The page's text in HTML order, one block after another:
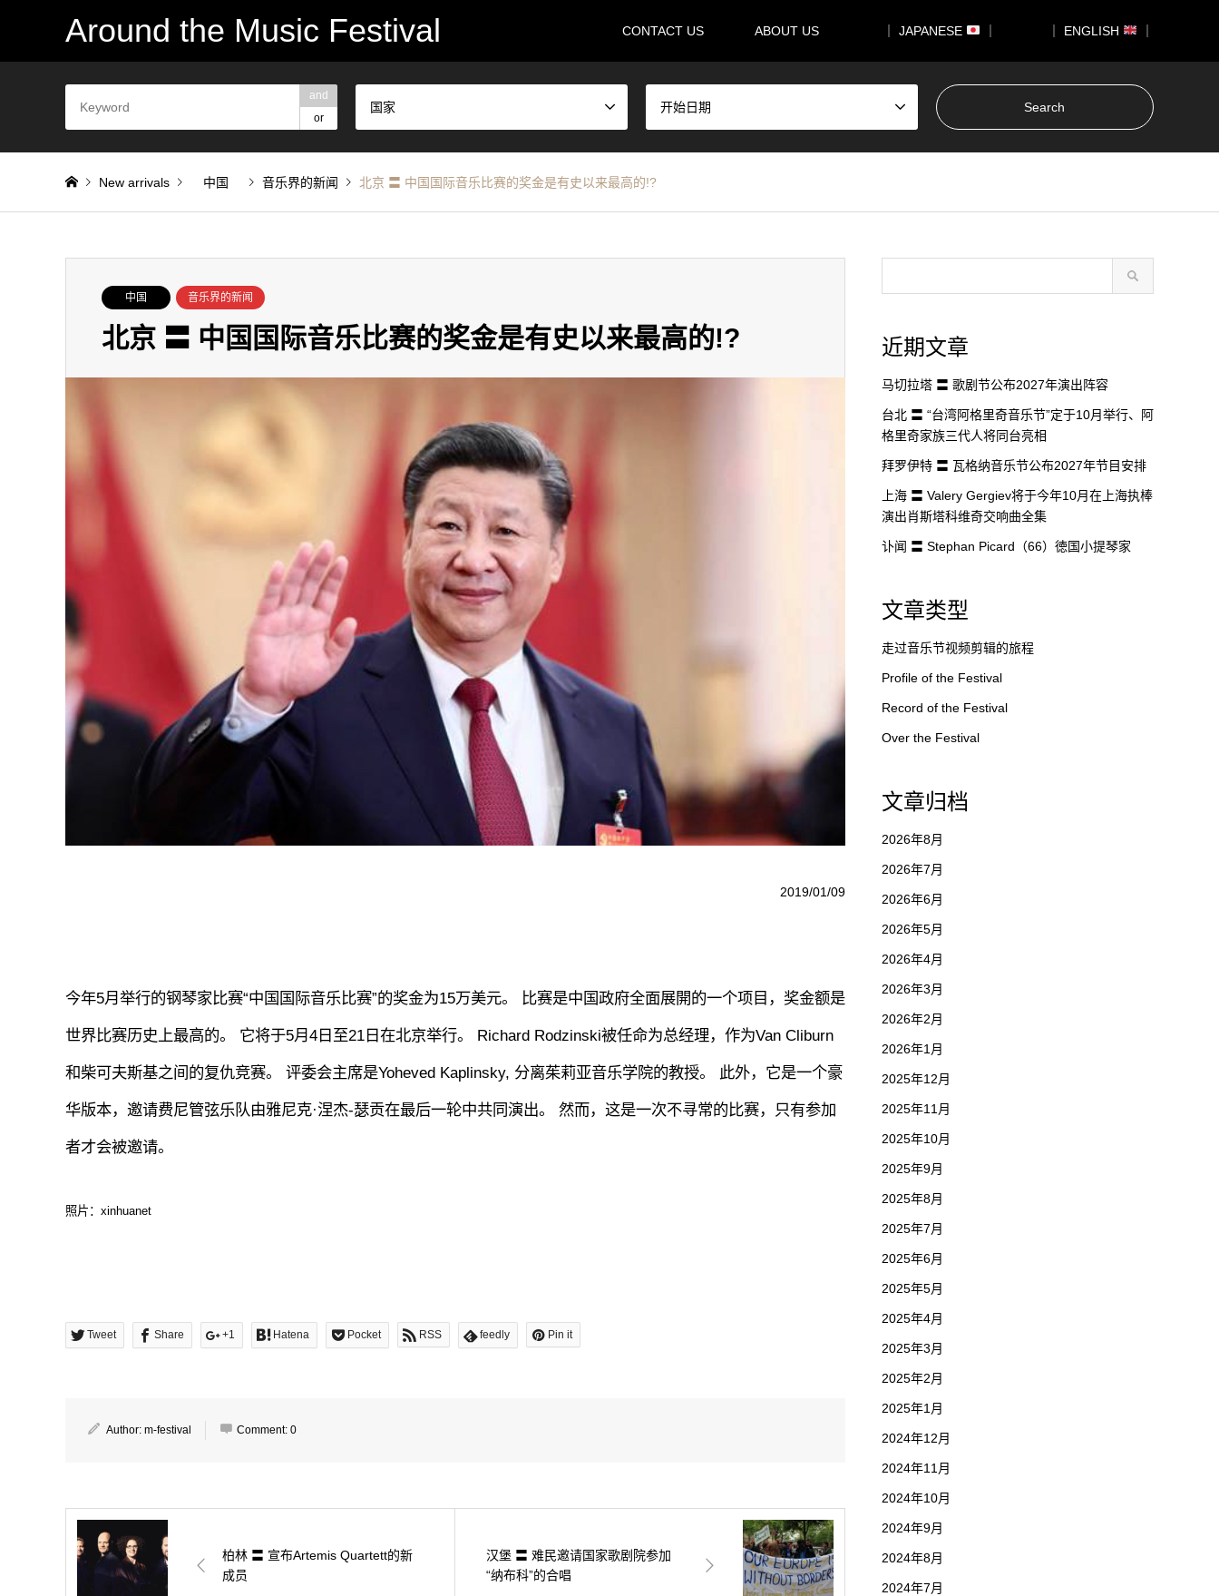
Around the Music Festival CONTACT US ABOUT US ｜ JAPANESE ｜ ENGLISH
and
or
国家 开始日期
New arrivals 中国 音乐界的新闻 北京 〓 中国国际音乐比赛的奖金是有史以来最高的!?
中国 音乐界的新闻
北京 〓 中国国际音乐比赛的奖金是有史以来最高的!?
2019/01/09
今年5月举行的钢琴家比赛“中国国际音乐比赛”的奖金为15万美元。 比赛是中国政府全面展開的一个项目，奖金额是
世界比赛历史上最高的。 它将于5月4日至21日在北京举行。 Richard Rodzinski被任命为总经理，作为Van Cliburn
和柴可夫斯基之间的复仇竞赛。 评委会主席是Yoheved Kaplinsky, 分离茱莉亚音乐学院的教授。 此外，它是一个豪
华版本，邀请费尼管弦乐队由雅尼克·涅杰-瑟贡在最后一轮中共同演出。 然而，这是一次不寻常的比赛，只有参加
者才会被邀请。
照片：xinhuanet
Tweet Share +1 Hatena Pocket RSS feedly Pin it
Author: m-festival Comment: 0
柏林 〓 宣布Artemis Quartett的新
成员
汉堡 〓 难民邀请国家歌剧院参加
“纳布科”的合唱
近期文章
马切拉塔 〓 歌剧节公布2027年演出阵容
台北 〓 “台湾阿格里奇音乐节”定于10月举行、阿
格里奇家族三代人将同台亮相
拜罗伊特 〓 瓦格纳音乐节公布2027年节目安排
上海 〓 Valery Gergiev将于今年10月在上海执棒
演出肖斯塔科维奇交响曲全集
讣闻 〓 Stephan Picard（66）徳国小提琴家
文章类型
走过音乐节视频剪辑的旅程
Profile of the Festival
Record of the Festival
Over the Festival
文章归档
2026年8月
2026年7月
2026年6月
2026年5月
2026年4月
2026年3月
2026年2月
2026年1月
2025年12月
2025年11月
2025年10月
2025年9月
2025年8月
2025年7月
2025年6月
2025年5月
2025年4月
2025年3月
2025年2月
2025年1月
2024年12月
2024年11月
2024年10月
2024年9月
2024年8月
2024年7月